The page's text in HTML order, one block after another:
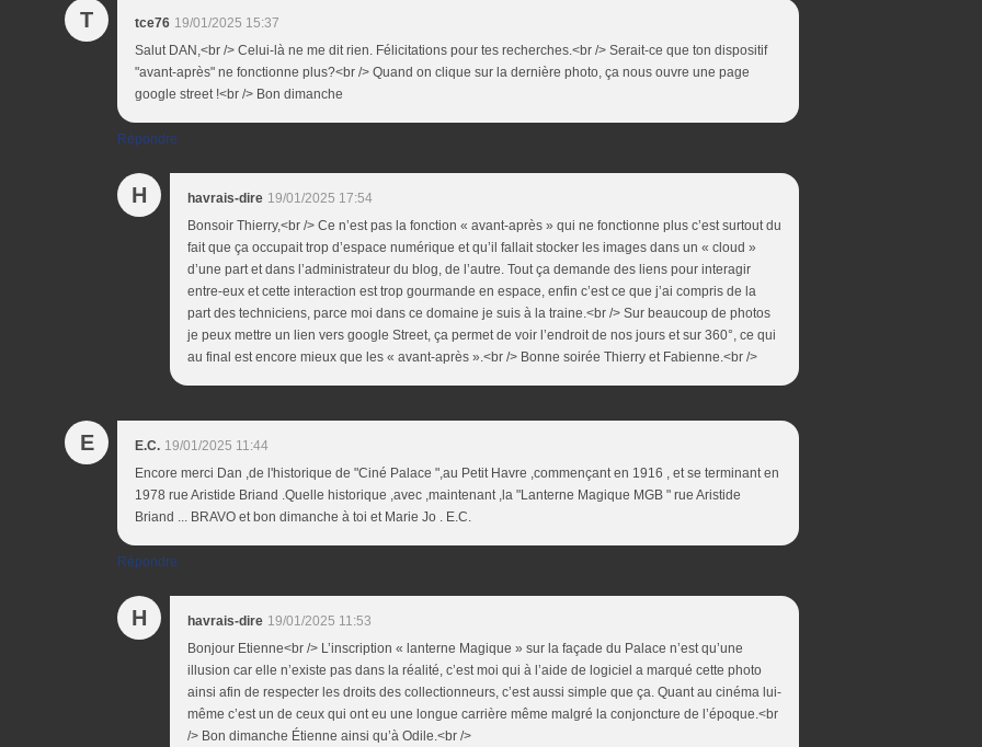
T tce76 19/01/2025 15:37
Salut DAN,<br /> Celui-là ne me dit rien. Félicitations pour tes recherches.<br /> Serait-ce que ton dispositif
"avant-après" ne fonctionne plus?<br /> Quand on clique sur la dernière photo, ça nous ouvre une page
google street !<br /> Bon dimanche
Répondre
H havrais-dire 19/01/2025 17:54
Bonsoir Thierry,<br /> Ce n’est pas la fonction « avant-après » qui ne fonctionne plus c’est surtout du
fait que ça occupait trop d’espace numérique et qu’il fallait stocker les images dans un « cloud »
d’une part et dans l’administrateur du blog, de l’autre. Tout ça demande des liens pour interagir
entre-eux et cette interaction est trop gourmande en espace, enfin c’est ce que j’ai compris de la
part des techniciens, parce moi dans ce domaine je suis à la traine.<br /> Sur beaucoup de photos
je peux mettre un lien vers google Street, ça permet de voir l’endroit de nos jours et sur 360°, ce qui
au final est encore mieux que les « avant-après ».<br /> Bonne soirée Thierry et Fabienne.<br />
E E.C. 19/01/2025 11:44
Encore merci Dan ,de l'historique de "Ciné Palace ",au Petit Havre ,commençant en 1916 , et se terminant en
1978 rue Aristide Briand .Quelle historique ,avec ,maintenant ,la "Lanterne Magique MGB " rue Aristide
Briand ... BRAVO et bon dimanche à toi et Marie Jo . E.C.
Répondre
H havrais-dire 19/01/2025 11:53
Bonjour Etienne<br /> L’inscription « lanterne Magique » sur la façade du Palace n’est qu’une
illusion car elle n’existe pas dans la réalité, c’est moi qui à l’aide de logiciel a marqué cette photo
ainsi afin de respecter les droits des collectionneurs, c’est aussi simple que ça. Quant au cinéma lui-
même c’est un de ceux qui ont eu une longue carrière même malgré la conjoncture de l’époque.<br
/> Bon dimanche Étienne ainsi qu’à Odile.<br />